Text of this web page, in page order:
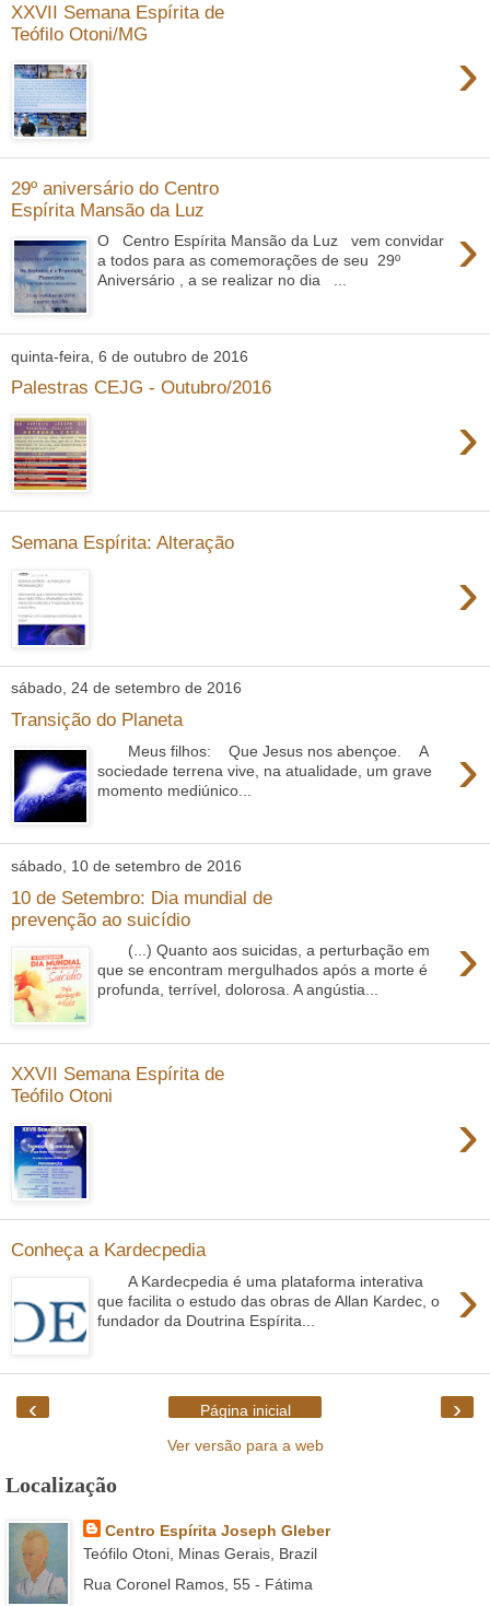
XXVII Semana Espírita de
Teófilo Otoni/MG
›
29º aniversário do Centro
Espírita Mansão da Luz
›
O Centro Espírita Mansão da Luz vem convidar
a todos para as comemorações de seu 29º
Aniversário , a se realizar no dia ...
quinta-feira, 6 de outubro de 2016
Palestras CEJG - Outubro/2016
›
Semana Espírita: Alteração
›
sábado, 24 de setembro de 2016
Transição do Planeta
›
Meus filhos: Que Jesus nos abençoe. A
sociedade terrena vive, na atualidade, um grave
momento mediúnico...
sábado, 10 de setembro de 2016
10 de Setembro: Dia mundial de
prevenção ao suicídio
›
(...) Quanto aos suicidas, a perturbação em
que se encontram mergulhados após a morte é
profunda, terrível, dolorosa. A angústia...
XXVII Semana Espírita de
Teófilo Otoni
›
Conheça a Kardecpedia
›
A Kardecpedia é uma plataforma interativa
que facilita o estudo das obras de Allan Kardec, o
fundador da Doutrina Espírita...
‹ ›
Página inicial
Ver versão para a web
Localização
Centro Espírita Joseph Gleber
Teófilo Otoni, Minas Gerais, Brazil
Rua Coronel Ramos, 55 - Fátima